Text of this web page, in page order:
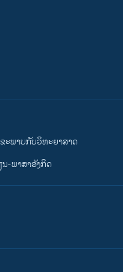
ະພາບກັບວິທະຍາສາດ
ນ-ພາສາອັງກິດ